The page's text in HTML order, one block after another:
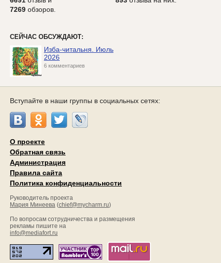
7269 обзоров.
СЕЙЧАС ОБСУЖДАЮТ:
Изба-читальня. Июль
2026
6 комментариев
Вступайте в наши группы в социальных сетях:
О проекте
Обратная связь
Администрация
Правила сайта
Политика конфиденциальности
Руководитель проекта
Мария Минеева (chief@mycharm.ru)
По вопросам сотрудничества и размещения
рекламы пишите на
info@mediafort.ru